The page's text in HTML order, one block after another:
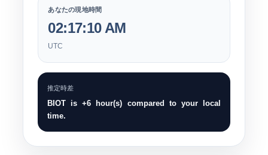
あなたの現地時間
02:17:11 AM
UTC
推定時差
BIOT is +6 hour(s) compared to your local
time.